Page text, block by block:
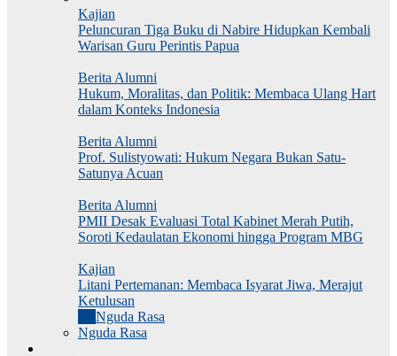
Kajian
Peluncuran Tiga Buku di Nabire Hidupkan Kembali
Warisan Guru Perintis Papua
Berita Alumni
Hukum, Moralitas, dan Politik: Membaca Ulang Hart
dalam Konteks Indonesia
Berita Alumni
Prof. Sulistyowati: Hukum Negara Bukan Satu-
Satunya Acuan
Berita Alumni
PMII Desak Evaluasi Total Kabinet Merah Putih,
Soroti Kedaulatan Ekonomi hingga Program MBG
Kajian
Litani Pertemanan: Membaca Isyarat Jiwa, Merajut
Ketulusan
Nguda Rasa
Nguda Rasa